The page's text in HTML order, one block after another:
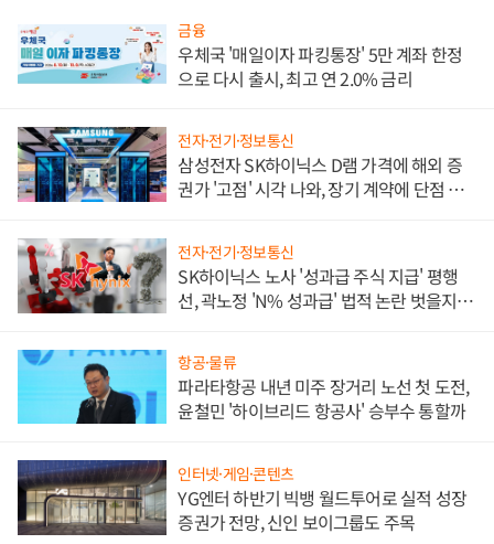
금융
우체국 '매일이자 파킹통장' 5만 계좌 한정
으로 다시 출시, 최고 연 2.0% 금리
전자·전기·정보통신
삼성전자 SK하이닉스 D램 가격에 해외 증
권가 '고점' 시각 나와, 장기 계약에 단점 부
전자·전기·정보통신
SK하이닉스 노사 '성과급 주식 지급' 평행
선, 곽노정 'N% 성과급' 법적 논란 벗을지 주
항공·물류
파라타항공 내년 미주 장거리 노선 첫 도전,
윤철민 '하이브리드 항공사' 승부수 통할까
인터넷·게임·콘텐츠
YG엔터 하반기 빅뱅 월드투어로 실적 성장
증권가 전망, 신인 보이그룹도 주목